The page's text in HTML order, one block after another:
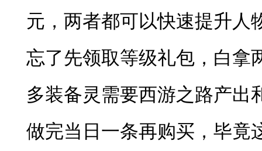
元，两者都可以快速提升人
忘了先领取等级礼包，白拿
多装备灵需要西游之路产出
做完当日一条再购买，毕竟